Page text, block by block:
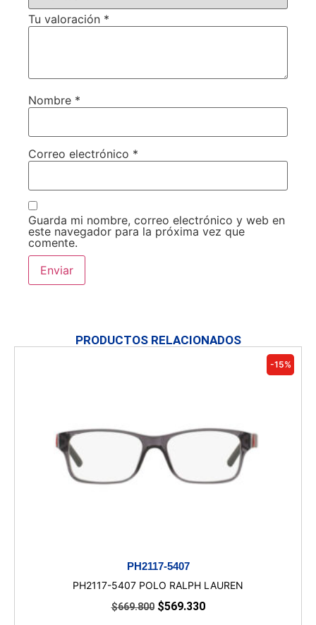
Tu valoración *
Nombre *
Correo electrónico *
Guarda mi nombre, correo electrónico y web en
este navegador para la próxima vez que
comente.
PRODUCTOS RELACIONADOS
-15%
PH2117-5407
PH2117-5407 POLO RALPH LAUREN
$669.800 $569.330